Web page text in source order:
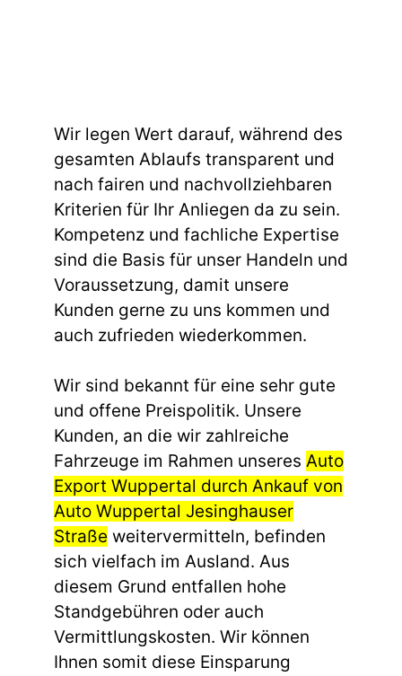
Wir legen Wert darauf, während des
gesamten Ablaufs transparent und
nach fairen und nachvollziehbaren
Kriterien für Ihr Anliegen da zu sein.
Kompetenz und fachliche Expertise
sind die Basis für unser Handeln und
Voraussetzung, damit unsere
Kunden gerne zu uns kommen und
auch zufrieden wiederkommen.
Wir sind bekannt für eine sehr gute
und offene Preispolitik. Unsere
Kunden, an die wir zahlreiche
Fahrzeuge im Rahmen unseres Auto
Export Wuppertal durch Ankauf von
Auto Wuppertal Jesinghauser
Straße weitervermitteln, befinden
sich vielfach im Ausland. Aus
diesem Grund entfallen hohe
Standgebühren oder auch
Vermittlungskosten. Wir können
Ihnen somit diese Einsparung